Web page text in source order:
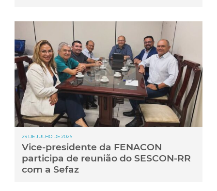
29 DE JULHO DE 2026
Vice-presidente da FENACON
participa de reunião do SESCON-RR
com a Sefaz